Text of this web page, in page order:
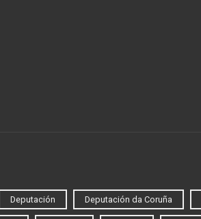
Deputación Deputación da Coruña